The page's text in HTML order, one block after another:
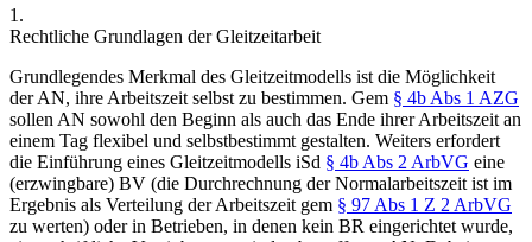
1.
Rechtliche Grundlagen der Gleitzeitarbeit
Grundlegendes Merkmal des Gleitzeitmodells ist die Möglichkeit
der AN, ihre Arbeitszeit selbst zu bestimmen. Gem § 4b Abs 1 AZG
sollen AN sowohl den Beginn als auch das Ende ihrerArbeitszeit an
einem Tag flexibel und selbstbestimmt gestalten. Weiters erfordert
die Einführung eines Gleitzeitmodells iSd § 4b Abs 2 ArbVG eine
(erzwingbare) BV (die Durchrechnung der Normalarbeitszeit ist im
Ergebnis als Verteilung der Arbeitszeit gem § 97 Abs 1 Z 2 ArbVG
zu werten) oder in Betrieben, in denen kein BR eingerichtet wurde,